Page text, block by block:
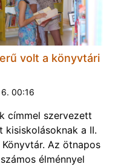
volt a könyvtári
00:16
címmel szervezett
kisiskolásoknak a II.
Könyvtár. Az ötnapos
élménnyel